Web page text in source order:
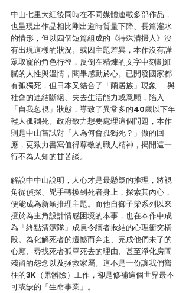
中山七里大紅後同時在不同媒體連載多部作品，
也呈現出作品相比剛出道時質量下降、長篇灌水
的情形，但以四個短篇組成的《特殊清掃人》沒
有出現這樣的狀況。或因主題差異，本作沒有譁
眾取寵的角色行徑，反倒在精煉的文字中刻劃細
膩的人性與溫情，閱畢感動於心。已開發國家都
有孤獨死，但日本又結合了「繭居族」現象──與
社會的連結斷絕、失去生活能力或意願，陷入
「自我忽視」狀態，導致了異常多的40歲以下年
輕人孤獨死。政府致力想要處理這個問題，本作
則是中山嘗試對「人為何會孤獨死？」做的回
應，更致力書寫值得尊敬的職人精神，揭開這一
行不為人知的甘苦談。
解說中中山說明，人心才是最懸疑的推理，將視
角從偵探、兇手轉換到死者身上，探索其內心，
便能成為新穎推理主題。而他自御子柴系列以來
擅於為主角設計情感困境的本事，也在本作中成
為「終點清潔隊」成員令讀者揪結的心理衝突橋
段。為化解死者的遺憾而奔走、完成他們未了的
心願、尋找死者孤單死去的理由、甚至淨化房間
殘留的怨念以及拯救家屬。這不是一份讓我們嚮
往的3K（累髒險）工作，卻是修補這個世界最不
可或缺的「生命事業」。